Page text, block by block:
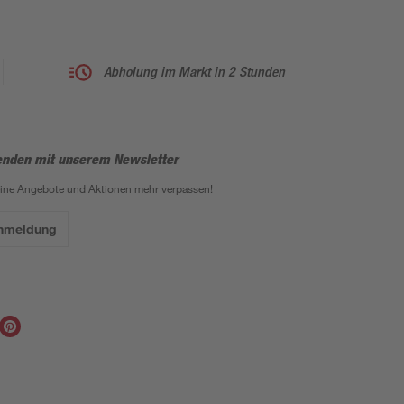
Abholung im Markt in 2 Stunden
mit unserem Newsletter
Angebote und Aktionen mehr verpassen!